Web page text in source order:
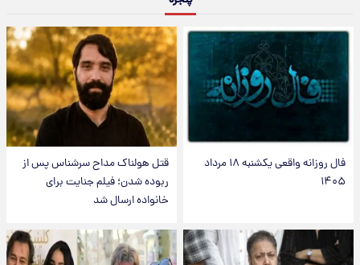
فال روزانه واقعی یکشنبه ۱۸ مرداد
۱۴۰۵
قتل هولناک مداح سرشناس پس از
ربوده شدن؛ فیلم جنایت برای
خانواده ارسال شد